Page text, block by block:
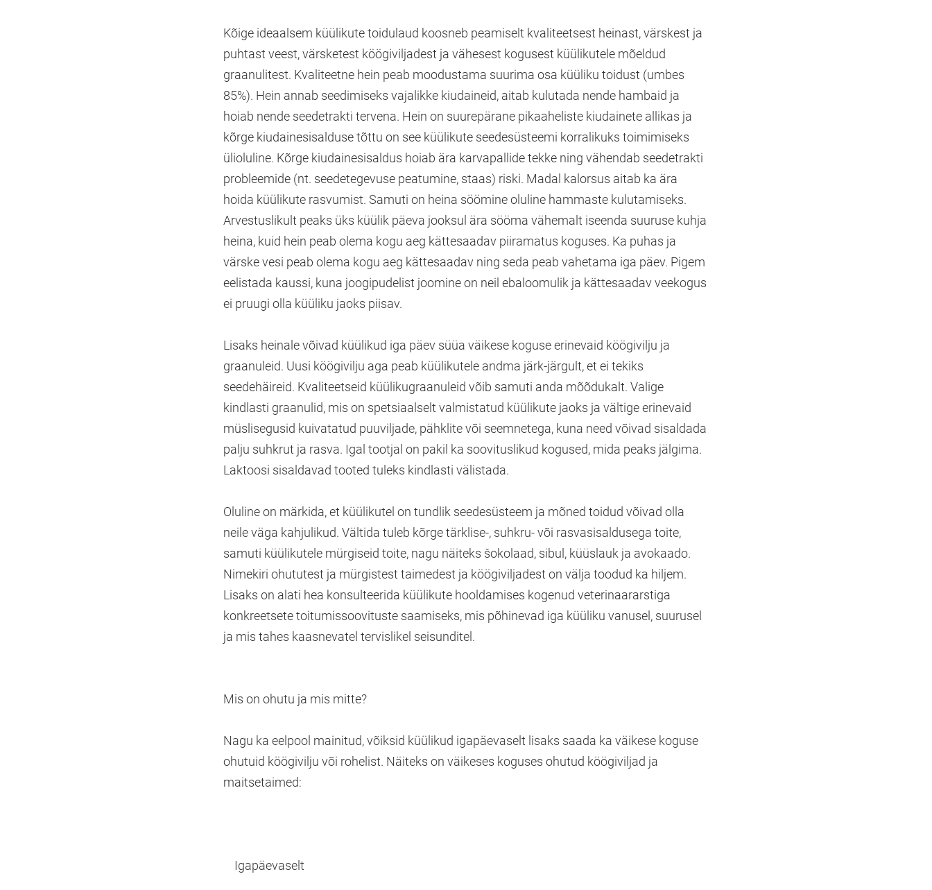
Kõige ideaalsem küülikute toidulaud koosneb peamiselt kvaliteetsest heinast, värskest ja
puhtast veest, värsketest köögiviljadest ja vähesest kogusest küülikutele mõeldud
graanulitest. Kvaliteetne hein peab moodustama suurima osa küüliku toidust (umbes
85%). Hein annab seedimiseks vajalikke kiudaineid, aitab kulutada nende hambaid ja
hoiab nende seedetrakti tervena. Hein on suurepärane pikaaheliste kiudainete allikas ja
kõrge kiudainesisalduse tõttu on see küülikute seedesüsteemi korralikuks toimimiseks
ülioluline. Kõrge kiudainesisaldus hoiab ära karvapallide tekke ning vähendab seedetrakti
probleemide (nt. seedetegevuse peatumine, staas) riski. Madal kalorsus aitab ka ära
hoida küülikute rasvumist. Samuti on heina söömine oluline hammaste kulutamiseks.
Arvestuslikult peaks üks küülik päeva jooksul ära sööma vähemalt iseenda suuruse kuhja
heina, kuid hein peab olema kogu aeg kättesaadav piiramatus koguses. Ka puhas ja
värske vesi peab olema kogu aeg kättesaadav ning seda peab vahetama iga päev. Pigem
eelistada kaussi, kuna joogipudelist joomine on neil ebaloomulik ja kättesaadav veekogus
ei pruugi olla küüliku jaoks piisav.
Lisaks heinale võivad küülikud iga päev süüa väikese koguse erinevaid köögivilju ja
graanuleid. Uusi köögivilju aga peab küülikutele andma järk-järgult, et ei tekiks
seedehäireid. Kvaliteetseid küülikugraanuleid võib samuti anda mõõdukalt. Valige
kindlasti graanulid, mis on spetsiaalselt valmistatud küülikute jaoks ja vältige erinevaid
müslisegusid kuivatatud puuviljade, pähklite või seemnetega, kuna need võivad sisaldada
palju suhkrut ja rasva. Igal tootjal on pakil ka soovituslikud kogused, mida peaks jälgima.
Laktoosi sisaldavad tooted tuleks kindlasti välistada.
Oluline on märkida, et küülikutel on tundlik seedesüsteem ja mõned toidud võivad olla
neile väga kahjulikud. Vältida tuleb kõrge tärklise-, suhkru- või rasvasisaldusega toite,
samuti küülikutele mürgiseid toite, nagu näiteks šokolaad, sibul, küüslauk ja avokaado.
Nimekiri ohututest ja mürgistest taimedest ja köögiviljadest on välja toodud ka hiljem.
Lisaks on alati hea konsulteerida küülikute hooldamises kogenud veterinaararstiga
konkreetsete toitumissoovituste saamiseks, mis põhinevad iga küüliku vanusel, suurusel
ja mis tahes kaasnevatel tervislikel seisunditel.
Mis on ohutu ja mis mitte?
Nagu ka eelpool mainitud, võiksid küülikud igapäevaselt lisaks saada ka väikese koguse
ohutuid köögivilju või rohelist. Näiteks on väikeses koguses ohutud köögiviljad ja
maitsetaimed:
Igapäevaselt